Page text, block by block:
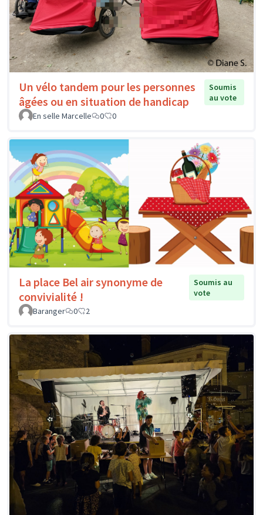
Un vélo tandem pour les personnes
âgées ou en situation de handicap
Soumis
au vote
En selle Marcelle
0 0
La place Bel air synonyme de
convivialité !
Soumis au
vote
Baranger
0 2